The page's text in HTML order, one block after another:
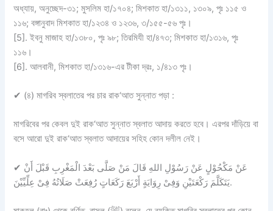
অধ্যায়, অনুচ্ছেদ-৩১; মুসলিম হা/১৭০৪; মিশকাত হা/১৩১১, ১৩০৯, পৃঃ ১১৫ ও
১১৬; বঙ্গানুবাদ মিশকাত হা/১২৩৪ ও ১২৩৬, ৩/১৫৫-৫৬ পৃঃ।
[5]. ইবনু মাজাহ হা/১৩৮০, পৃঃ ৯৮; তিরমিযী হা/৪৭৩; মিশকাত হা/১৩১৬, পৃঃ
১১৬।
[6]. আলবানী, মিশকাত হা/১৩১৬-এর টীকা দ্রঃ, ১/৪১৩ পৃঃ।
✔ (৪) মাগরিব স্বলাতের পর চার রাক‘আত সুন্নাত পড়া :
মাগরিবের পর কেবল দুই রাক‘আত সুন্নাত স্বলাত আদায় করতে হবে। এরপর দাঁড়িয়ে বা
বসে আরো দুই রাক‘আত স্বলাত আদায়ের সহিহ কোন দলীল নেই।
✔ عَنْ مَكْحُوْلٍ عَنْ رَسُوْلِ اللهِ قَالَ مَنْ صَلَّى بَعْدَ الْمَغْرِبِ قَبْلَ أَنْ
يَتَكَلَّمَ رَكْعَتَيْنِ وَفِىْ رِوَايَةٍ أَرْبَعَ رَكَعَاتٍ رُفِعَتْ صَلَاتُهُ فِىْ عِلِّيِّيْنَ.